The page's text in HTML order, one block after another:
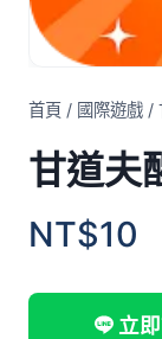
首頁 / 國際遊戲 /
甘道夫
NT$10
立